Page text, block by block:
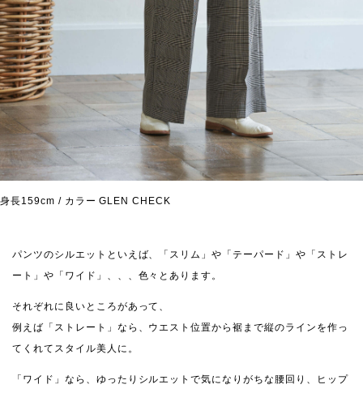
身長159cm / カラー GLEN CHECK
パンツのシルエットといえば、「スリム」や「テーパード」や「ストレ
ート」や「ワイド」、、、色々とあります。
それぞれに良いところがあって、
例えば「ストレート」なら、ウエスト位置から裾まで縦のラインを作っ
てくれてスタイル美人に。
「ワイド」なら、ゆったりシルエットで気になりがちな腰回り、ヒップ